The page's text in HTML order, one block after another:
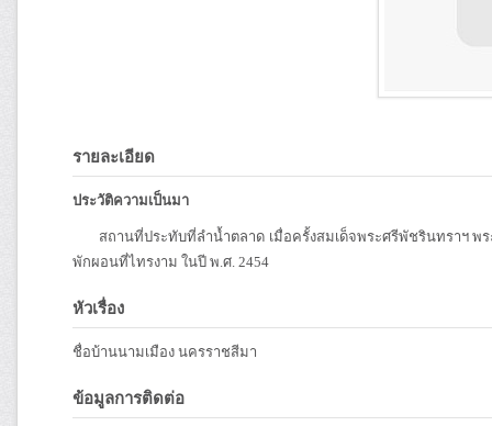
รายละเอียด
ประวัติความเป็นมา
สถานที่ประทับที่ลํานํ้าตลาด เมื่อครั้งสมเด็จพระศรีพัชรินทราฯ พร
พักผอนที่ไทรงาม ในปี พ.ศ. 2454
หัวเรื่อง
ชื่อบ้านนามเมือง นครราชสีมา
ข้อมูลการติดต่อ